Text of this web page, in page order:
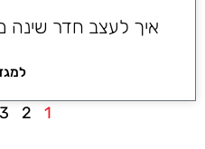
איך לעצב חדר שינה
1
2
3